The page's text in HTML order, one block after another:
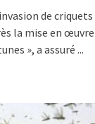
de
la mise en œuvre
», a assuré ...